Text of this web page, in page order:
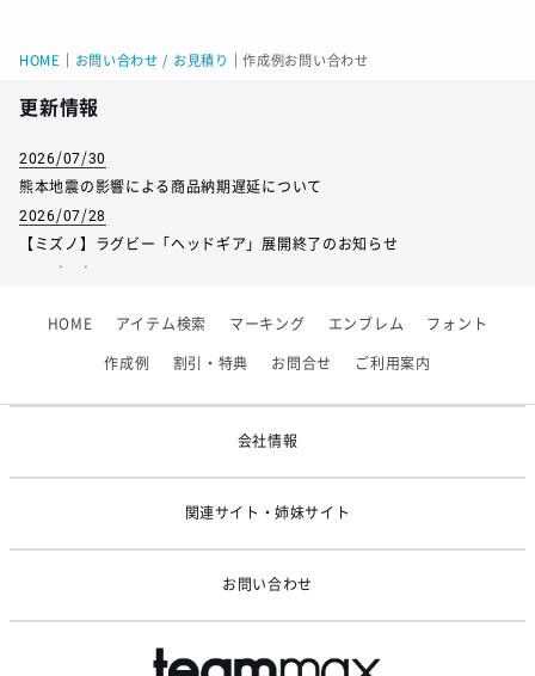
HOME お問い合わせ / お見積り ｜作成例お問い合わせ
更新情報
2026/07/30
熊本地震の影響による商品納期遅延について
2026/07/28
【ミズノ】ラグビー「ヘッドギア」展開終了のお知らせ
2026/07/01
2026/06/09
【アシックス】一部商品「生地の在庫限り」廃盤のお知らせ
HOME アイテム検索 マーキング エンブレム フォント
作成例 割引・特典 お問合せ ご利用案内
会社情報
関連サイト・姉妹サイト
お問い合わせ